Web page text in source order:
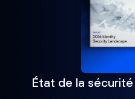
État de la